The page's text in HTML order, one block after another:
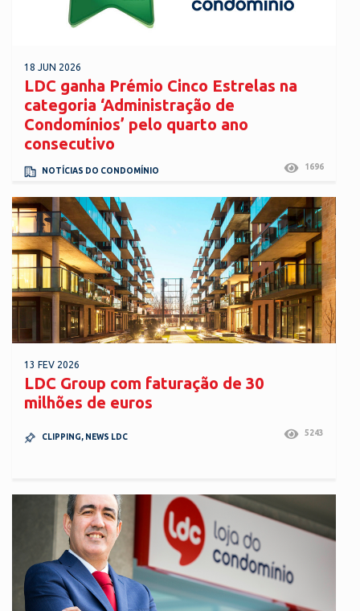
18 JUN 2026
LDC ganha Prémio Cinco Estrelas na
categoria ‘Administração de
Condomínios’ pelo quarto ano
consecutivo
NOTÍCIAS DO CONDOMÍNIO 1696
13 FEV 2026
LDC Group com faturação de 30
milhões de euros
CLIPPING, NEWS LDC 5243